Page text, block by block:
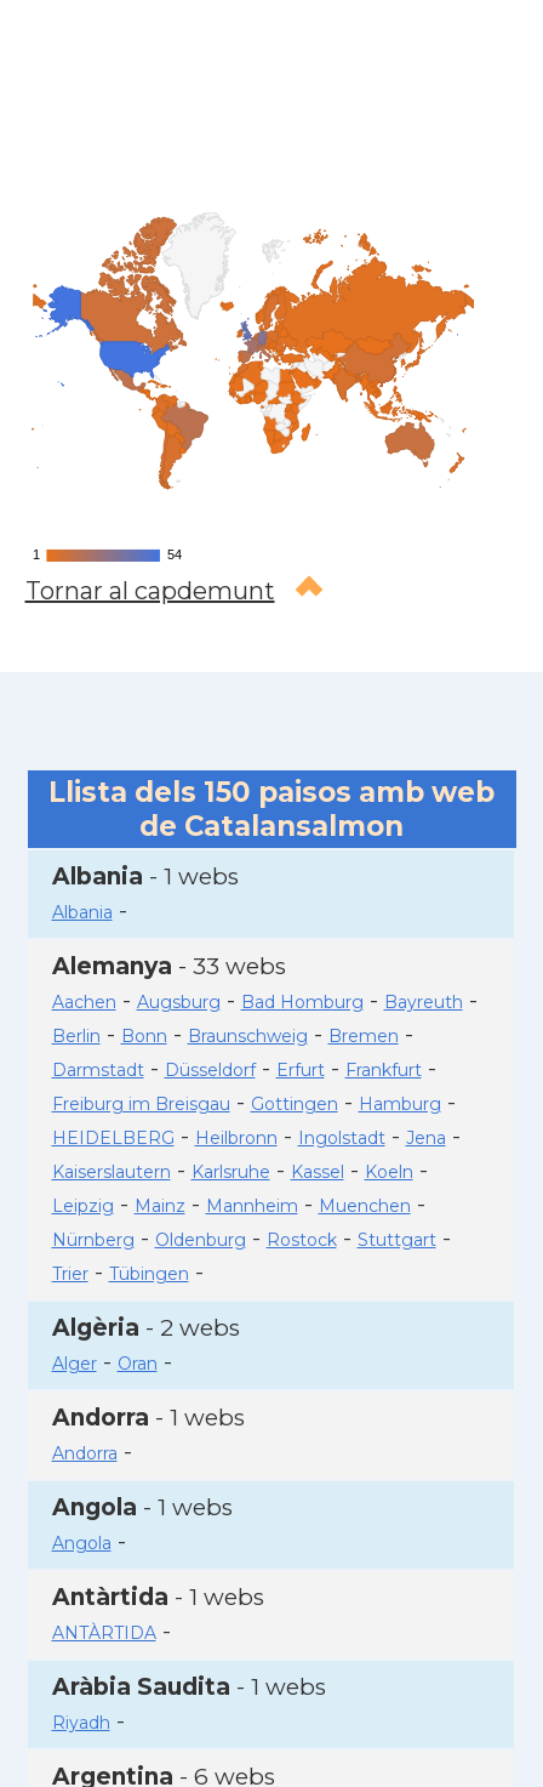
11 54
54
Tornar al capdemunt
Llista dels 150 paisos amb web
de Catalansalmon
Albania - 1 webs
Albania -
Alemanya - 33 webs
Aachen - Augsburg - Bad Homburg - Bayreuth -
Berlin - Bonn - Braunschweig - Bremen -
Darmstadt- Düsseldorf- Erfurt- Frankfurt-
Freiburg im Breisgau - Gottingen - Hamburg -
HEIDELBERG - Heilbronn - Ingolstadt- Jena -
Kaiserslautern - Karlsruhe - Kassel - Koeln -
Leipzig - Mainz - Mannheim - Muenchen -
Nürnberg - Oldenburg - Rostock- Stuttgart-
Trier- Tübingen -
Algèria - 2 webs
Alger- Oran -
Andorra - 1 webs
Andorra -
Angola - 1 webs
Angola -
Antàrtida - 1 webs
ANTÀRTIDA-
Aràbia Saudita - 1 webs
Riyadh -
Argentina - 6 webs